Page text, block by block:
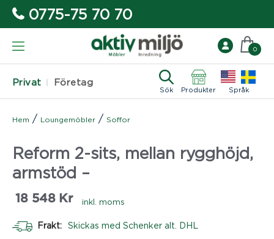
0775-75 70 70
Privat Företag
Sök Produkter Språk
0
Hem / Loungemöbler / Soffor
Reform 2-sits, mellan rygghöjd,
armstöd –
18 548 Kr inkl. moms
Frakt: Skickas med Schenker alt. DHL